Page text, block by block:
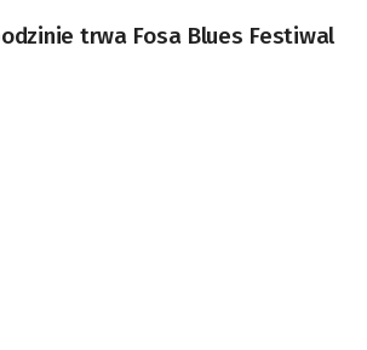
trwa Fosa Blues Festiwal